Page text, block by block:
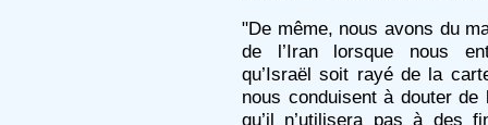
"De même, nous avons du
de l’Iran lorsque nous
qu’Israël soit rayé de la
nous conduisent à douter de
qu’il n’utilisera pas à des